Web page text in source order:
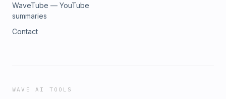
WaveTube — YouTube
summaries
Contact
WAVE AI TOOLS